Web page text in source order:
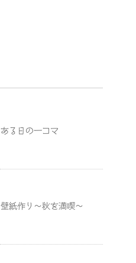
ある日の一コマ
壁紙作り～秋を満喫～